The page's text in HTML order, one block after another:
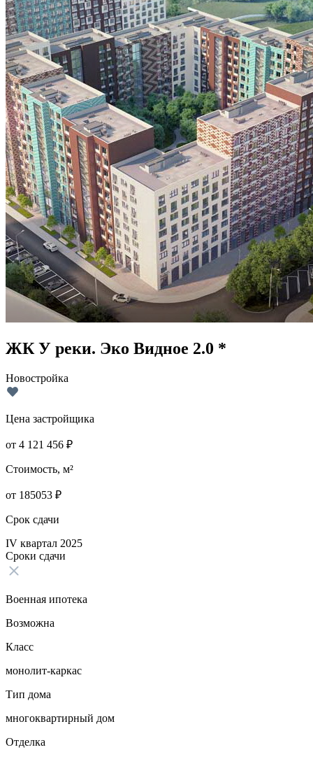
ЖК У реки. Эко Видное 2.0 *
Новостройка
Цена застройщика
от 4 121 456 ₽
Стоимость, м²
от 185053 ₽
Срок сдачи
IV квартал 2025
Сроки сдачи
Военная ипотека
Возможна
Класс
монолит-каркас
Тип дома
многоквартирный дом
Отделка